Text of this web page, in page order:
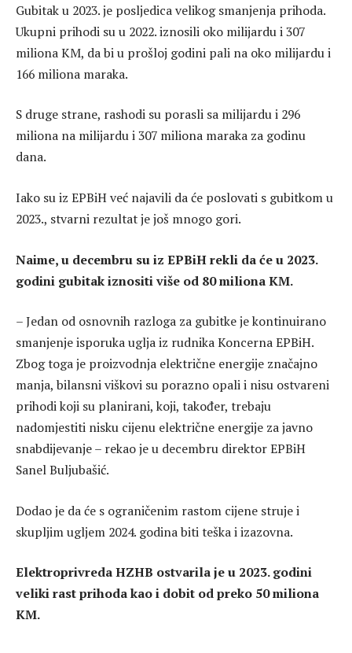
Gubitak u 2023. je posljedica velikog smanjenja prihoda.
Ukupni prihodi su u 2022. iznosili oko milijardu i 307
miliona KM, da bi u prošloj godini pali na oko milijardu i
166 miliona maraka.
S druge strane, rashodi su porasli sa milijardu i 296
miliona na milijardu i 307 miliona maraka za godinu
dana.
Iako su iz EPBiH već najavili da će poslovati s gubitkom u
2023., stvarni rezultat je još mnogo gori.
Naime, u decembru su iz EPBiH rekli da će u 2023.
godini gubitak iznositi više od 80 miliona KM.
– Jedan od osnovnih razloga za gubitke je kontinuirano
smanjenje isporuka uglja iz rudnika Koncerna EPBiH.
Zbog toga je proizvodnja električne energije značajno
manja, bilansni viškovi su porazno opali i nisu ostvareni
prihodi koji su planirani, koji, također, trebaju
nadomjestiti nisku cijenu električne energije za javno
snabdijevanje – rekao je u decembru direktor EPBiH
Sanel Buljubašić.
Dodao je da će s ograničenim rastom cijene struje i
skupljim ugljem 2024. godina biti teška i izazovna.
Elektroprivreda HZHB ostvarila je u 2023. godini
veliki rast prihoda kao i dobit od preko 50 miliona
KM.